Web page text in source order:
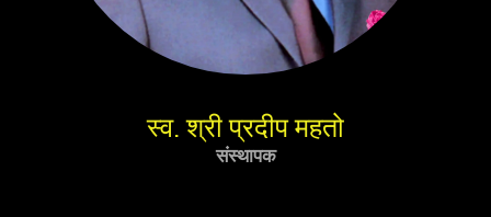
स्व. श्री प्रदीप महतो
संस्थापक